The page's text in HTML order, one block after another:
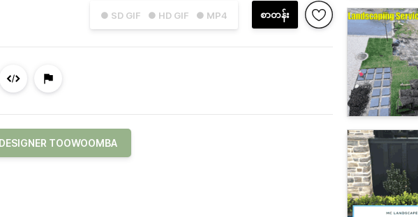
● SD GIF ● HD GIF ● MP4 စာတန်း
TOOWOOMBA